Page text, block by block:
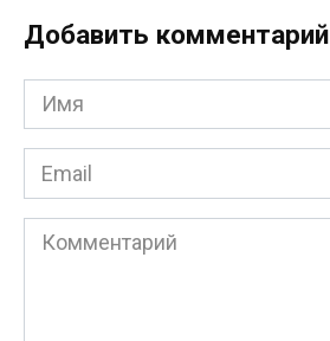
Добавить комментарий
Имя
*
Email
*
Комментарий